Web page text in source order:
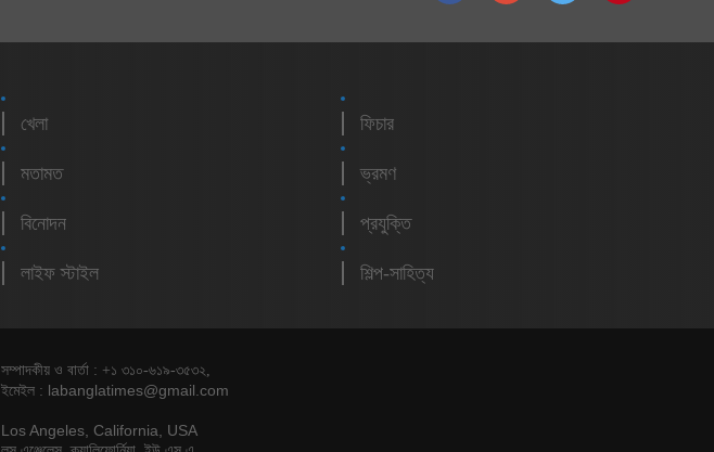
খেলা
মতামত
বিনোদন
লাইফ স্টাইল
ফিচার
ভ্রমণ
প্রযুক্তি
শিল্প-সাহিত্য
সম্পাদকীয় ও বার্তা : +১ ৩১০-৬১৯-৩৫৩২,
ইমেইল : labanglatimes@gmail.com
Los Angeles, California, USA